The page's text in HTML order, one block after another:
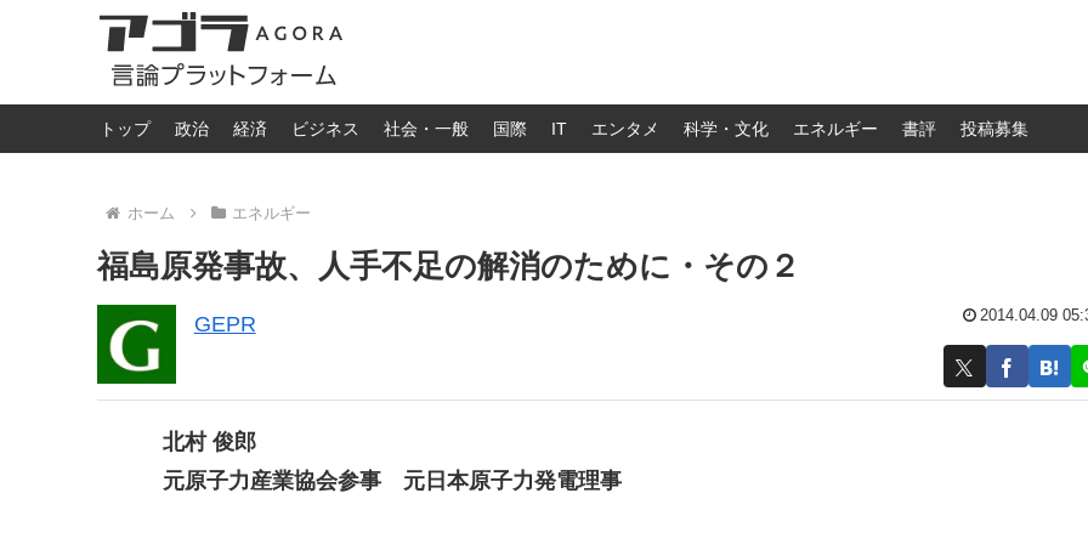
トップ 政治 経済 ビジネス 社会・一般 国際 IT エンタメ 科学・文化 エネルギー 書評 投稿募集
ホーム エネルギー
福島原発事故、人手不足の解消のために・その２
GEPR 2014.04.09
北村 俊郎
元原子力産業協会参事 元日本原子力発電理事